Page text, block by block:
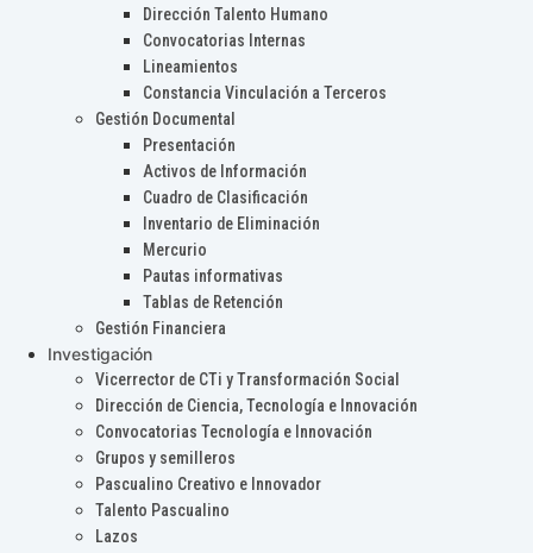
Dirección Talento Humano
Convocatorias Internas
Lineamientos
Constancia Vinculación a Terceros
Gestión Documental
Presentación
Activos de Información
Cuadro de Clasificación
Inventario de Eliminación
Mercurio
Pautas informativas
Tablas de Retención
Gestión Financiera
Investigación
Vicerrector de CTi y Transformación Social
Dirección de Ciencia, Tecnología e Innovación
Convocatorias Tecnología e Innovación
Grupos y semilleros
Pascualino Creativo e Innovador
Talento Pascualino
Lazos